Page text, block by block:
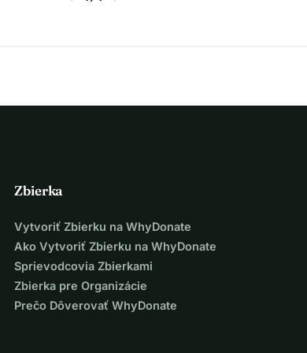
Zbierka
Vytvoriť Zbierku na WhyDonate
Ako Vytvoriť Zbierku na WhyDonate
Sprievodcovia Zbierkami
Zbierka pre Organizácie
Prečo Dôverovať WhyDonate